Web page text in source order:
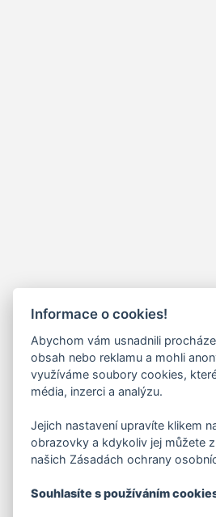
Informace o cookies!
Abychom vám usnadnili
obsah nebo reklamu a mohli
využíváme soubory cookies,
média, inzerci a analýzu.
Jejich nastavení upravíte klikem
obrazovky a kdykoliv jej můžete
našich Zásadách ochrany
Souhlasíte s používáním